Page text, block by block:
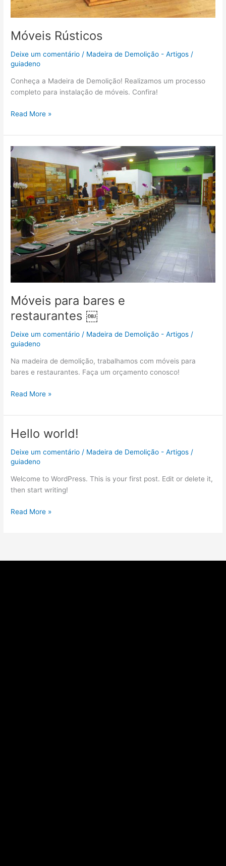
Móveis Rústicos
Deixe um comentário / Madeira de Demolição - Artigos /
guiadeno
Conheça a Madeira de Demolição! Realizamos um processo
completo para instalação de móveis. Confira!
Read More »
Móveis para bares e
restaurantes ￼
Deixe um comentário / Madeira de Demolição - Artigos /
guiadeno
Na madeira de demolição, trabalhamos com móveis para
bares e restaurantes. Faça um orçamento conosco!
Móveis
para
bares
e
restaurantes ￼
Read More »
Hello world!
Deixe um comentário / Madeira de Demolição - Artigos /
guiadeno
Welcome to WordPress. This is your first post. Edit or delete it,
then start writing!
Hello
Read More »